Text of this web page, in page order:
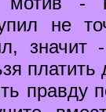
не
значит
правду